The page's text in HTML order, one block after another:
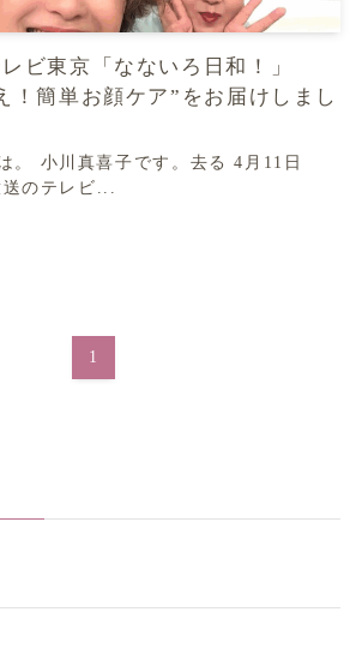
ビ東京「なないろ日和！」
！簡単お顔ケア”をお届けしまし
。 小川真喜子です。去る 4月11日
送のテレビ...
1